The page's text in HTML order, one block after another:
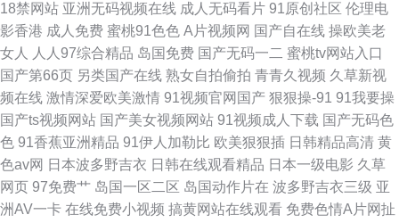
18禁网站 亚洲无码视频在线 成人无码看片 91原创社区 伦理电
影香港 成人免费 蜜桃91色色 A片视频网 国产自在线 操欧美老
女人
人人97综合精品 岛国免费 国产无码一二 蜜桃tv网站入口
国产第66页 另类国产在线 熟女自拍偷拍 青青久视频 久草新视
频在线 激情深爱欧美激情 91视频官网国产 狠狠操-91 91我要操
国产ts视频网站 国产美女视频网站 91视频成人下载 国产无码色
色 91香蕉亚洲精品 91伊人加勒比 欧美狠狠插 日韩精品高清 黄
色av网 日本波多野吉衣 日韩在线观看精品 日本一级电影 久草
网页 97免费艹 岛国一区二区 岛国动作片在 波多野吉衣三级 亚
洲AV一卡 在线免费小视频 搞黄网站在线观看 免费色情A片网扯